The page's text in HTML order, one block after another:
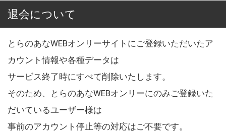
退会について
とらのあなWEBオンリーサイトにご登録いただいたア
カウント情報や各種データは
サービス終了時にすべて削除いたします。
そのため、とらのあなWEBオンリーにのみご登録いた
だいているユーザー様は
事前のアカウント停止等の対応はご不要です。